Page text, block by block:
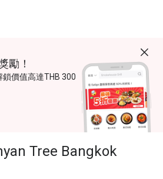
勵！
價值高達THB 300
Tree Bangkok